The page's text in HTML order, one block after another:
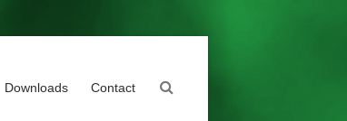
Downloads Contact